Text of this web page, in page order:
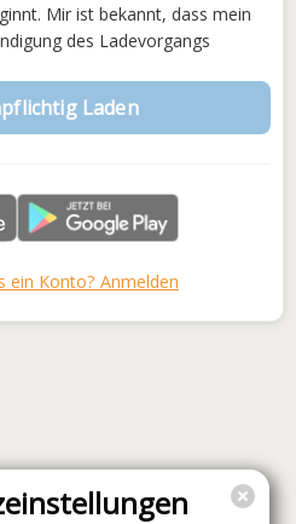
Mir ist bekannt, dass mein
des Ladevorgangs
Laden
ein Konto? Anmelden